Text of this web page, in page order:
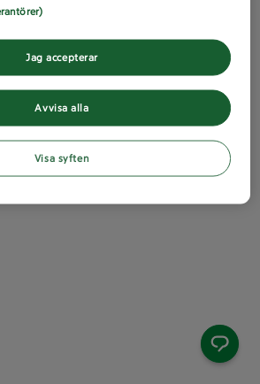
Avvisa alla
Jag accepterar
Visa syften